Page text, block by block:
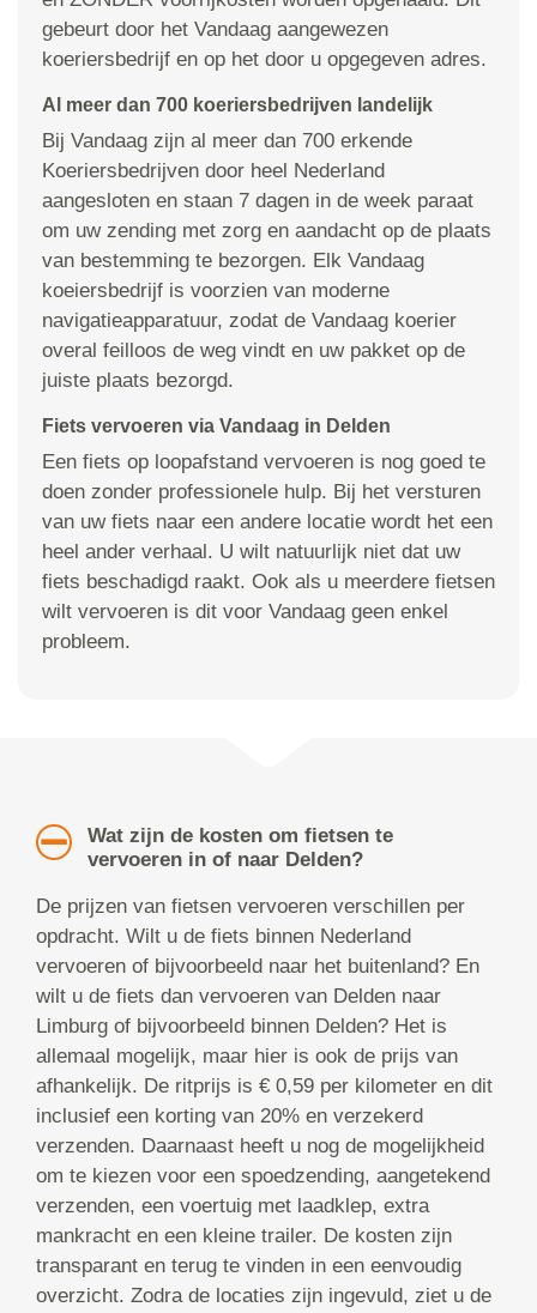
gebeurt door het Vandaag aangewezen
koeriersbedrijf en op het door u opgegeven adres.
Al meer dan 700 koeriersbedrijven landelijk
Bij Vandaag zijn al meer dan 700 erkende
Koeriersbedrijven door heel Nederland
aangesloten en staan 7 dagen in de week paraat
om uw zending met zorg en aandacht op de plaats
van bestemming te bezorgen. Elk Vandaag
koeiersbedrijf is voorzien van moderne
navigatieapparatuur, zodat de Vandaag koerier
overal feilloos de weg vindt en uw pakket op de
juiste plaats bezorgd.
Fiets vervoeren via Vandaag in Delden
Een fiets op loopafstand vervoeren is nog goed te
doen zonder professionele hulp. Bij het versturen
van uw fiets naar een andere locatie wordt het een
heel ander verhaal. U wilt natuurlijk niet dat uw
fiets beschadigd raakt. Ook als u meerdere fietsen
wilt vervoeren is dit voor Vandaag geen enkel
probleem.
Wat zijn de kosten om fietsen te
vervoeren in of naar Delden?
De prijzen van fietsen vervoeren verschillen per
opdracht. Wilt u de fiets binnen Nederland
vervoeren of bijvoorbeeld naar het buitenland? En
wilt u de fiets dan vervoeren van Delden naar
Limburg of bijvoorbeeld binnen Delden? Het is
allemaal mogelijk, maar hier is ook de prijs van
afhankelijk. De ritprijs is € 0,59 per kilometer en dit
inclusief een korting van 20% en verzekerd
verzenden. Daarnaast heeft u nog de mogelijkheid
om te kiezen voor een spoedzending, aangetekend
verzenden, een voertuig met laadklep, extra
mankracht en een kleine trailer. De kosten zijn
transparant en terug te vinden in een eenvoudig
overzicht. Zodra de locaties zijn ingevuld, ziet u de